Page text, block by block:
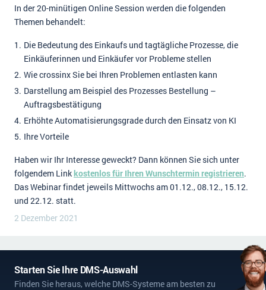
In der 20-minütigen Online Session werden die folgenden
Themen behandelt:
Die Bedeutung des Einkaufs und tagtägliche Prozesse, die
Einkäuferinnen und Einkäufer vor Probleme stellen
Wie crossinx Sie bei Ihren Problemen entlasten kann
Darstellung am Beispiel des Prozesses Bestellung –
Auftragsbestätigung
Erhöhte Automatisierungsgrade durch den Einsatz von KI
Ihre Vorteile
Haben wir Ihr Interesse geweckt? Dann können Sie sich unter
folgendem Linkkostenlos für Ihren Wunschtermin registrieren.
Das Webinar findet jeweils Mittwochs am 01.12., 08.12., 15.12.
und 22.12. statt.
2 Dezember 2021
Starten Sie Ihre DMS-Auswahl
Finden Sie heraus, welche DMS-Systeme am besten zu